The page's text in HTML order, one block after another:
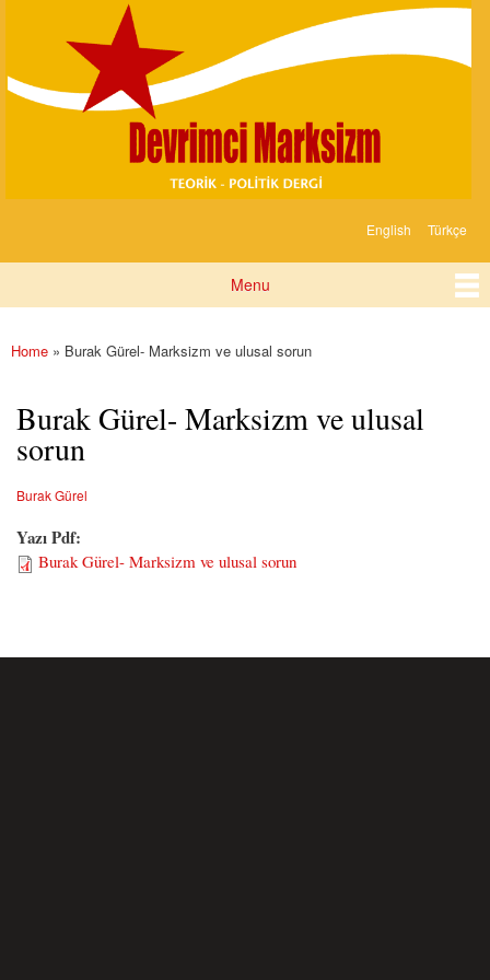
content
Marksizm
English Türkçe
Menu
You are here
Home » Burak Gürel- Marksizm ve ulusal sorun
Burak Gürel- Marksizm ve ulusal
sorun
Burak Gürel
Yazı Pdf:
Burak Gürel- Marksizm ve ulusal sorun